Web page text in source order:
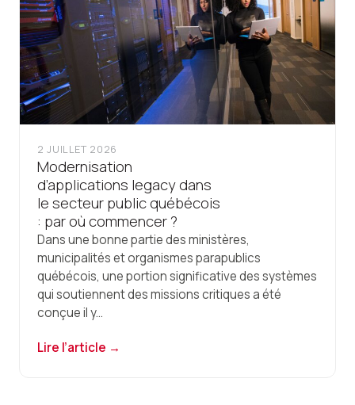
2 JUILLET 2026
Modernisation
d’applications legacy dans
le secteur public québécois
: par où commencer ?
Dans une bonne partie des ministères,
municipalités et organismes parapublics
québécois, une portion significative des systèmes
qui soutiennent des missions critiques a été
conçue il y...
Lire l’article →